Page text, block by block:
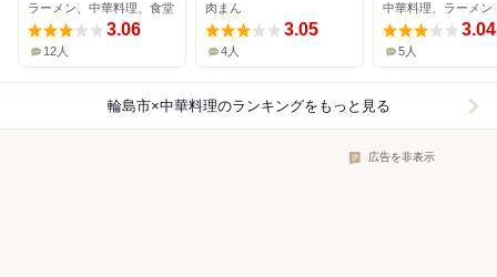
ラーメン、中華料理、食堂
3.06
12人
肉まん
3.05
4人
中華料理、ラーメン
3.04
5人
輪島市×中華料理のランキングをもっと見る
広告を非表示